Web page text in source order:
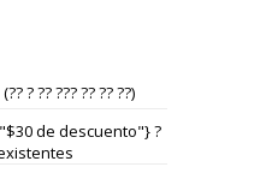
? ?? ??? ?? ?? ??)
de descuento"} ?